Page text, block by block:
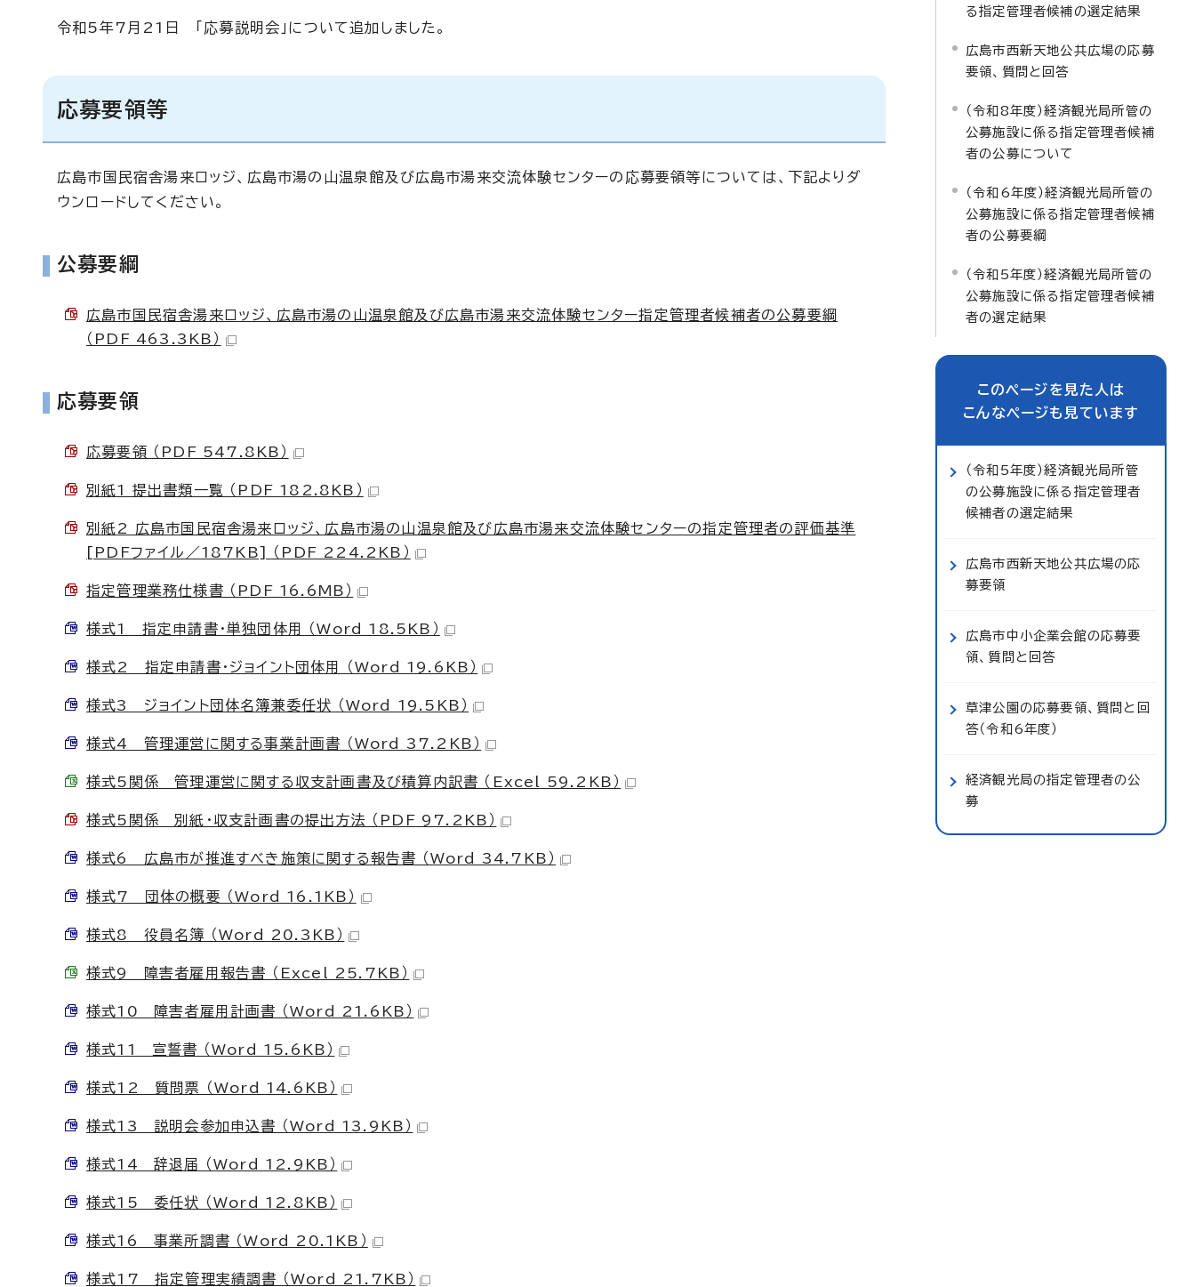
令和5年7月21日 「応募説明会」について追加しました。
応募要領等
広島市国民宿舎湯来ロッジ、広島市湯の山温泉館及び広島市湯来交流体験センターの応募要領等については、下記よりダ
ウンロードしてください。
公募要綱
広島市国民宿舎湯来ロッジ、広島市湯の山温泉館及び広島市湯来交流体験センター指定管理者候補者の公募要綱
（PDF 463.3KB）
応募要領
応募要領 （PDF 547.8KB）
別紙1 提出書類一覧 （PDF 182.8KB）
別紙2 広島市国民宿舎湯来ロッジ、広島市湯の山温泉館及び広島市湯来交流体験センターの指定管理者の評価基準
[PDFファイル／187KB] （PDF 224.2KB）
指定管理業務仕様書 （PDF 16.6MB）
様式1 指定申請書・単独団体用 （Word 18.5KB）
様式2 指定申請書・ジョイント団体用 （Word 19.6KB）
様式3 ジョイント団体名簿兼委任状 （Word 19.5KB）
様式4 管理運営に関する事業計画書 （Word 37.2KB）
様式5関係 管理運営に関する収支計画書及び積算内訳書 （Excel 59.2KB）
様式5関係 別紙・収支計画書の提出方法 （PDF 97.2KB）
様式6 広島市が推進すべき施策に関する報告書 （Word 34.7KB）
様式7 団体の概要 （Word 16.1KB）
様式8 役員名簿 （Word 20.3KB）
様式9 障害者雇用報告書 （Excel 25.7KB）
様式10 障害者雇用計画書 （Word 21.6KB）
様式11 宣誓書 （Word 15.6KB）
様式12 質問票 （Word 14.6KB）
様式13 説明会参加申込書 （Word 13.9KB）
様式14 辞退届 （Word 12.9KB）
様式15 委任状 （Word 12.8KB）
様式16 事業所調書 （Word 20.1KB）
様式17 指定管理実績調書 （Word 21.7KB）
る指定管理者候補の選定結果
広島市西新天地公共広場の応募
要領、質問と回答
（令和8年度）経済観光局所管の
公募施設に係る指定管理者候補
者の公募について
（令和6年度）経済観光局所管の
公募施設に係る指定管理者候補
者の公募要綱
（令和5年度）経済観光局所管の
公募施設に係る指定管理者候補
者の選定結果
このページを見た人は
こんなページも見ています
（令和5年度）経済観光局所管
の公募施設に係る指定管理者
候補者の選定結果
広島市西新天地公共広場の応
募要領
広島市中小企業会館の応募要
領、質問と回答
草津公園の応募要領、質問と回
答（令和6年度）
経済観光局の指定管理者の公
募